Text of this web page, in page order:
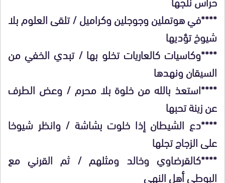
****في هوتملين وجوجلين وكراميل / تلقى العلوم بلا
شيوخ تؤديها
****وكاسيات كالعاريات تخلو بها / تبدي الخفي من
السيقان ونهدها
****استعذ بالله من خلوة بلا محرم / وعض الطرف
عن زينة تحبها
****دع الشيطان إذا خلوت بشاشة / وانظر شيوخا
على الزجاج تجلها
****كالقرضاوي وخالد ومثلهم / ثم القرني مع
البوطي أهل النهى